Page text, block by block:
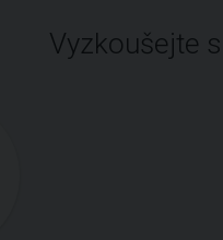
Vyzkoušejte